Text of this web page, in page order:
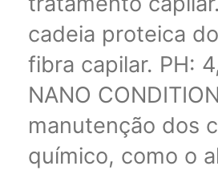
cadeia proteica
fibra capilar. PH: 4,5
NANO
manutenção dos
químico, como o